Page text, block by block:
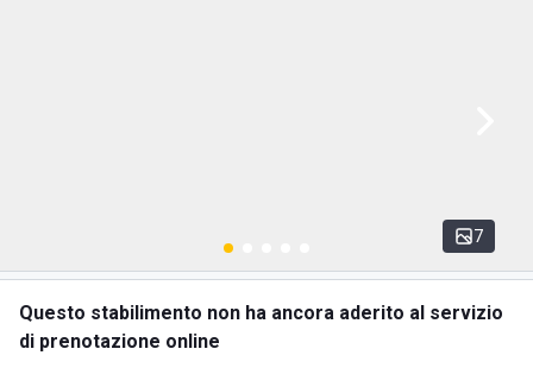
7
Questo stabilimento non ha ancora aderito al servizio
di prenotazione online